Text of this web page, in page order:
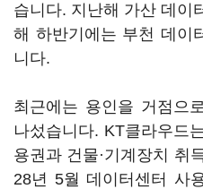
습니다. 지난해 가산 데이
해 하반기에는 부천 데이
니다.
최근에는 용인을 거점으
나섰습니다. KT클라우드
용권과 건물·기계장치 취
28년 5월 데이터센터 사